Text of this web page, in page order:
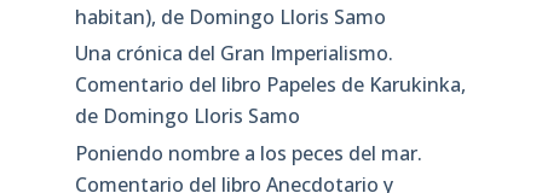
habitan), de Domingo Lloris Samo
Una crónica del Gran Imperialismo.
Comentario del libro Papeles de Karukinka,
de Domingo Lloris Samo
Poniendo nombre a los peces del mar.
Comentario del libro Anecdotario y